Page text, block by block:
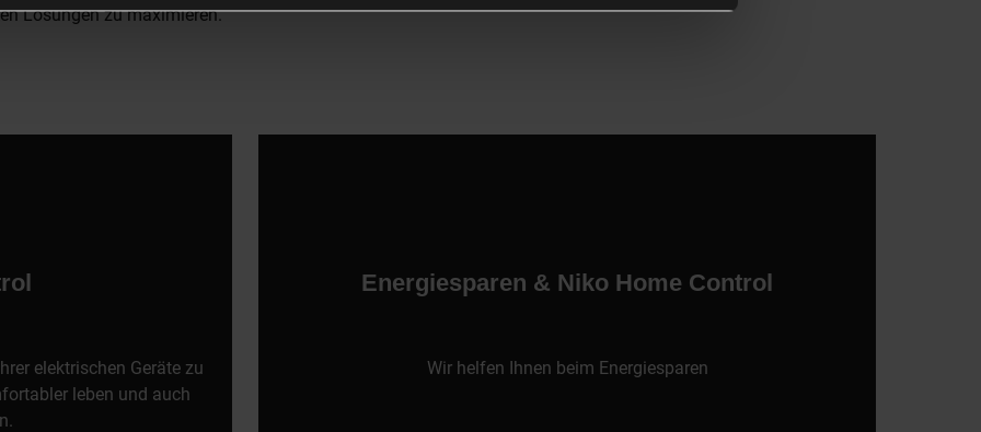
Lösungen zu maximieren.
elektrischen Geräte zu
leben und auch
Energiesparen & Niko Home Control
Wir helfen Ihnen beim Energiesparen